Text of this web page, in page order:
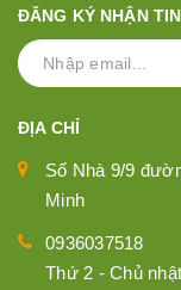
ĐĂNG KÝ NHẬN TIN
ĐỊA CHỈ
Số Nhà 9/9
Minh
0936037518
Thứ 2 - Chủ